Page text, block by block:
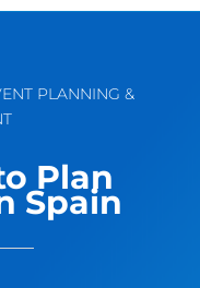
PLANNING &
Plan
Spain